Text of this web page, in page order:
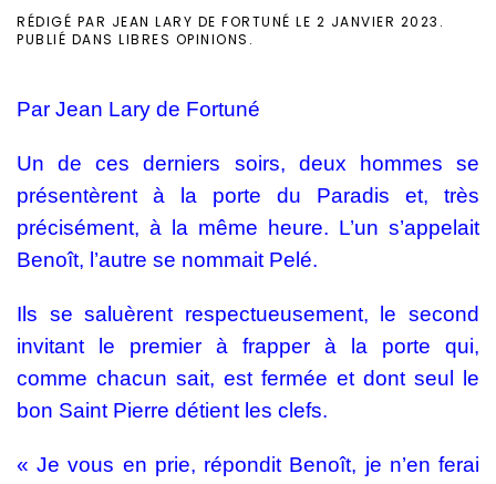
RÉDIGÉ PAR JEAN LARY DE FORTUNÉ LE 2 JANVIER 2023 .
PUBLIÉ DANS LIBRES OPINIONS .
Par Jean Lary de Fortuné
Un de ces derniers soirs, deux hommes se
présentèrent à la porte du Paradis et, très
précisément, à la même heure. L’un s’appelait
Benoît, l’autre se nommait Pelé.
Ils se saluèrent respectueusement, le second
invitant le premier à frapper à la porte qui,
comme chacun sait, est fermée et dont seul le
bon Saint Pierre détient les clefs.
« Je vous en prie, répondit Benoît, je n’en ferai